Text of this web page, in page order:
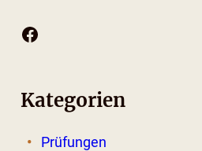
Facebook
Kategorien
Prüfungen